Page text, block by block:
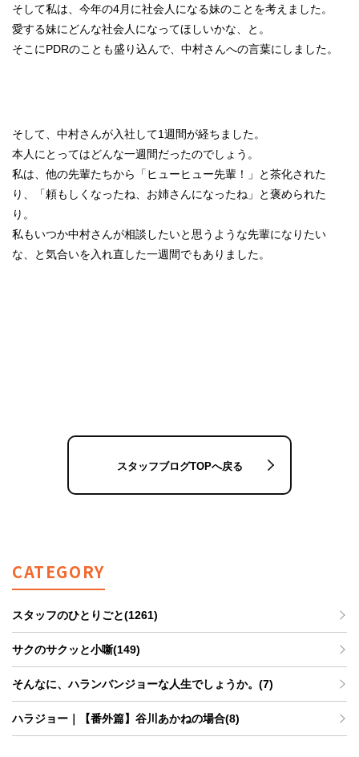
そして私は、今年の4月に社会人になる妹のことを考えました。
愛する妹にどんな社会人になってほしいかな、と。
そこにPDRのことも盛り込んで、中村さんへの言葉にしました。
そして、中村さんが入社して1週間が経ちました。
本人にとってはどんな一週間だったのでしょう。
私は、他の先輩たちから「ヒューヒュー先輩！」と茶化された
り、「頼もしくなったね、お姉さんになったね」と褒められた
り。
私もいつか中村さんが相談したいと思うような先輩になりたい
な、と気合いを入れ直した一週間でもありました。
スタッフブログTOPへ戻る
CATEGORY
スタッフのひとりごと(1261)
サクのサクッと小噺(149)
そんなに、ハランバンジョーな人生でしょうか。(7)
ハラジョー｜【番外篇】谷川あかねの場合(8)